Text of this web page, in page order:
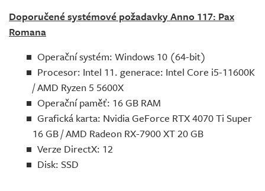
Doporučené systémové požadavky Anno 117: Pax
Romana
Operační systém: Windows 10 (64-bit)
Procesor: Intel 11. generace: Intel Core i5-11600K
/ AMD Ryzen 5 5600X
Operační paměť: 16 GB RAM
Grafická karta: Nvidia GeForce RTX 4070 Ti Super
16 GB / AMD Radeon RX-7900 XT 20 GB
Verze DirectX: 12
Disk: SSD